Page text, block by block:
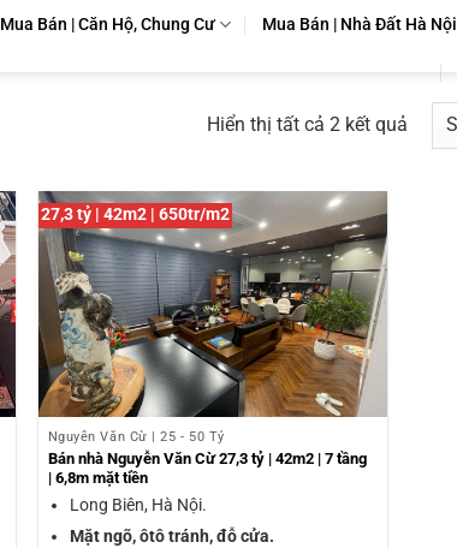
Mua Bán | Căn Hộ, Chung Cư Mua Bán | Nhà Đất Hà Nội
Hiển thị tất cả 2 kết quảĐã
sắp
27,3 tỷ | 42m2 | 650tr/m2
Nguyễn Văn Cừ | 25 - 50 Tỷ
Bán nhà Nguyễn Văn Cừ 27,3 tỷ | 42m2 | 7 tầng
| 6,8m mặt tiền
Long Biên, Hà Nội.
Mặt ngõ, ôtô tránh, đỗ cửa.